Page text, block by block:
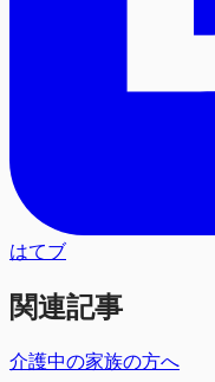
はてブ
関連記事
介護中の家族の方へ